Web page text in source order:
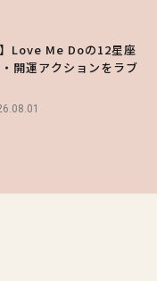
Love Me Doの12星座
開運アクションをラブ
とロマンティックトラ
秋の新作コーデ4選
アイテム決定！ヘルシ
の肌見せ」トップス3